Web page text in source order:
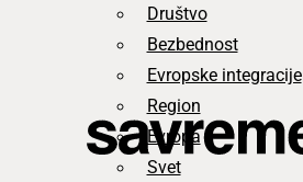
Društvo
Bezbednost
Evropske integracije
Region
Evropa
Svet